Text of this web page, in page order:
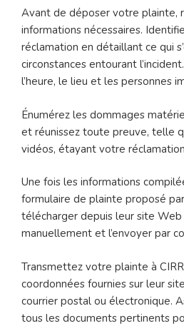
Avant de déposer votre plainte,
informations nécessaires.
réclamation en détaillant ce qui
circonstances entourant
l’heure, le lieu et les personnes
Énumérez les dommages
et réunissez toute preuve, telle
vidéos, étayant votre
Une fois les informations
formulaire de plainte proposé
télécharger depuis leur site
manuellement et l’envoyer par
Transmettez votre plainte à
coordonnées fournies sur leur
courrier postal ou électronique.
tous les documents pertinents